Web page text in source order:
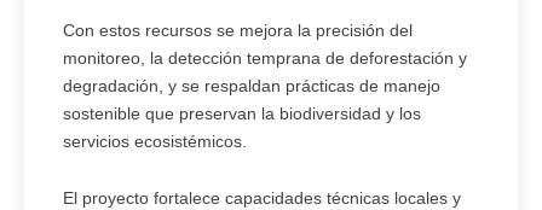
Con estos recursos se mejora la precisión del
monitoreo, la detección temprana de deforestación y
degradación, y se respaldan prácticas de manejo
sostenible que preservan la biodiversidad y los
servicios ecosistémicos.
El proyecto fortalece capacidades técnicas locales y